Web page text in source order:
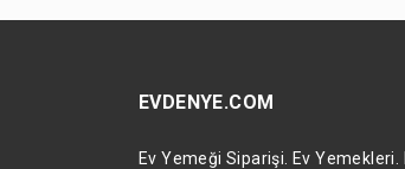
EVDENYE.COM
Ev Yemeği Siparişi. Ev Yemekleri.